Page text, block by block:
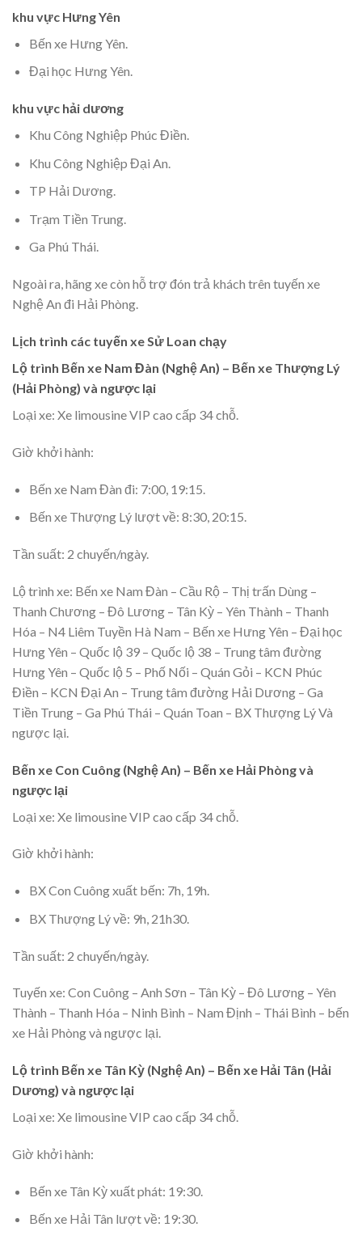
khu vực Hưng Yên
Bến xe Hưng Yên.
Đại học Hưng Yên.
khu vực hải dương
Khu Công Nghiệp Phúc Điền.
Khu Công Nghiệp Đại An.
TP Hải Dương.
Trạm Tiền Trung.
Ga Phú Thái.
Ngoài ra, hãng xe còn hỗ trợ đón trả khách trên tuyến xe
Nghệ An đi Hải Phòng.
Lịch trình các tuyến xe Sử Loan chạy
Lộ trình Bến xe Nam Đàn (Nghệ An) – Bến xe Thượng Lý
(Hải Phòng) và ngược lại
Loại xe: Xe limousine VIP cao cấp 34 chỗ.
Giờ khởi hành:
Bến xe Nam Đàn đi: 7:00, 19:15.
Bến xe Thượng Lý lượt về: 8:30, 20:15.
Tần suất: 2 chuyến/ngày.
Lộ trình xe: Bến xe Nam Đàn – Cầu Rộ – Thị trấn Dùng –
Thanh Chương – Đô Lương – Tân Kỳ – Yên Thành – Thanh
Hóa – N4 Liêm Tuyền Hà Nam – Bến xe Hưng Yên – Đại học
Hưng Yên – Quốc lộ 39 – Quốc lộ 38 – Trung tâm đường
Hưng Yên – Quốc lộ 5 – Phố Nối – Quán Gỏi – KCN Phúc
Điền – KCN Đại An – Trung tâm đường Hải Dương – Ga
Tiền Trung – Ga Phú Thái – Quán Toan – BX Thượng Lý Và
ngược lại.
Bến xe Con Cuông (Nghệ An) – Bến xe Hải Phòng và
ngược lại
Loại xe: Xe limousine VIP cao cấp 34 chỗ.
Giờ khởi hành:
BX Con Cuông xuất bến: 7h, 19h.
BX Thượng Lý về: 9h, 21h30.
Tần suất: 2 chuyến/ngày.
Tuyến xe: Con Cuông – Anh Sơn – Tân Kỳ – Đô Lương – Yên
Thành – Thanh Hóa – Ninh Bình – Nam Định – Thái Bình – bến
xe Hải Phòng và ngược lại.
Lộ trình Bến xe Tân Kỳ (Nghệ An) – Bến xe Hải Tân (Hải
Dương) và ngược lại
Loại xe: Xe limousine VIP cao cấp 34 chỗ.
Giờ khởi hành:
Bến xe Tân Kỳ xuất phát: 19:30.
Bến xe Hải Tân lượt về: 19:30.